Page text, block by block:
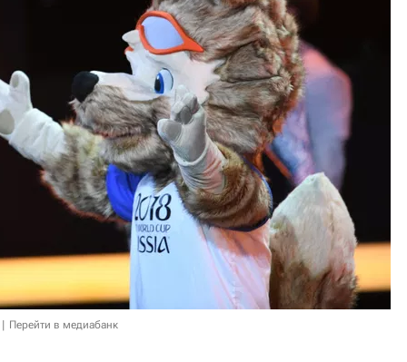
Перейти в медиабанк